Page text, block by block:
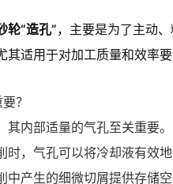
轮“造孔”，主要是为了主动
其适用于对加工质量和效率
？
内部适量的气孔至关重要。
时，气孔可以将冷却液有效
中产生的细微切屑提供存储